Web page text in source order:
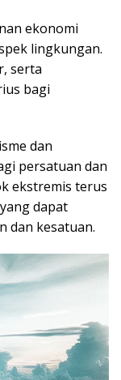
ekonomi
lingkungan.
serta
bagi
dan
persatuan dan
ekstremis terus
dapat
dan kesatuan.